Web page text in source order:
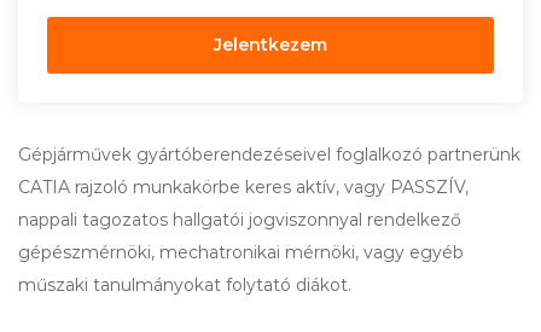
Jelentkezem
Gépjárművek gyártóberendezéseivel foglalkozó partnerünk
CATIA rajzoló munkakörbe keres aktív, vagy PASSZÍV,
nappali tagozatos hallgatói jogviszonnyal rendelkező
gépészmérnöki, mechatronikai mérnöki, vagy egyéb
műszaki tanulmányokat folytató diákot.